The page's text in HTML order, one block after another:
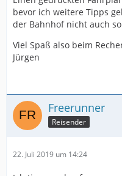
bevor ich weitere Tipps
der Bahnhof nicht auch
Viel Spaß also beim
Jürgen
Freerunner
Reisender
22. Juli 2019 um 14:24